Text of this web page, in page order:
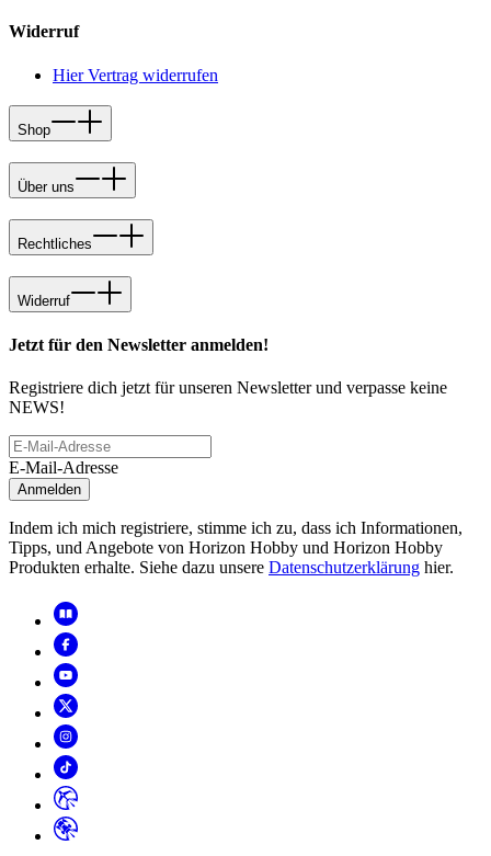
Widerruf
Hier Vertrag widerrufen
Shop
Über uns
Rechtliches
Widerruf
Jetzt für den Newsletter anmelden!
Registriere dich jetzt für unseren Newsletter und verpasse keine
NEWS!
E-Mail-Adresse
Anmelden
Indem ich mich registriere, stimme ich zu, dass ich Informationen,
Tipps, und Angebote von Horizon Hobby und Horizon Hobby
Produkten erhalte. Siehe dazu unsere Datenschutzerklärung hier.